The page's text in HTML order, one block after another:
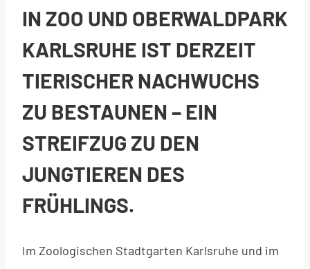
IN ZOO UND OBERWALDPARK
KARLSRUHE IST DERZEIT
TIERISCHER NACHWUCHS
ZU BESTAUNEN – EIN
STREIFZUG ZU DEN
JUNGTIEREN DES
FRÜHLINGS.
Im Zoologischen Stadtgarten Karlsruhe und im